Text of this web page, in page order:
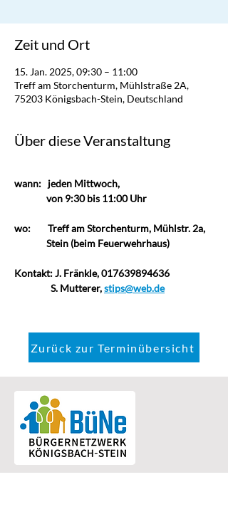
Zeit und Ort
15. Jan. 2025, 09:30 – 11:00
Treff am Storchenturm, Mühlstraße 2A,
75203 Königsbach-Stein, Deutschland
Über diese Veranstaltung
wann:   jeden Mittwoch,
von 9:30 bis 11:00 Uhr
wo:
Treff am Storchenturm, Mühlstr. 2a,
Stein (beim Feuerwehrhaus)
Kontakt: J. Fränkle, 017639894636
S. Mutterer, stips@web.de
Zurück zur Terminübersicht